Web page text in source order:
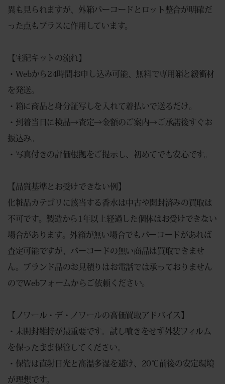
異も見られますが、外箱バーコードとロット整合が明確だ
った点もプラスに作用しています。
【宅配キットの流れ】
・Webから24時間お申し込み可能、無料で専用箱と緩衝材
を発送。
・箱に商品と身分証写しを入れて着払いで送るだけ。
・到着当日に検品→査定→金額のご案内→ご承諾後すぐお
振込み。
・写真付きの評価根拠をご提示し、初めてでも安心です。
【品質基準とお受けできない例】
化粧品カテゴリに該当する香水は中古や開封済みの買取は
不可です。製造から1年以上経過した個体はお受けできない
場合があります。外箱が無い場合でもバーコードがあれば
査定可能ですが、バーコードの無い商品は買取できませ
ん。ブランド品のお見積りはお電話では承っておりません
のでWebフォームからご依頼ください。
【ノワール・デ・ノワールの高価買取アドバイス】
・未開封維持が最重要です。試し噴きをせず外装フィルム
を保ったまま保管してください。
・保管は直射日光と高温多湿を避け、20℃前後の安定環境
が理想です。